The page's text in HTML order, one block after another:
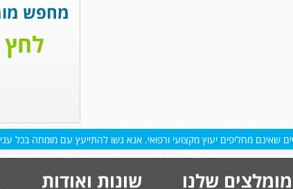
מחפש
לחץ
שאינם מחליפים יעוץ מקצועי ורפואי. אנא גשו להתייעץ עם מומחה בכל
מומלצים שלנו שונות ואודות